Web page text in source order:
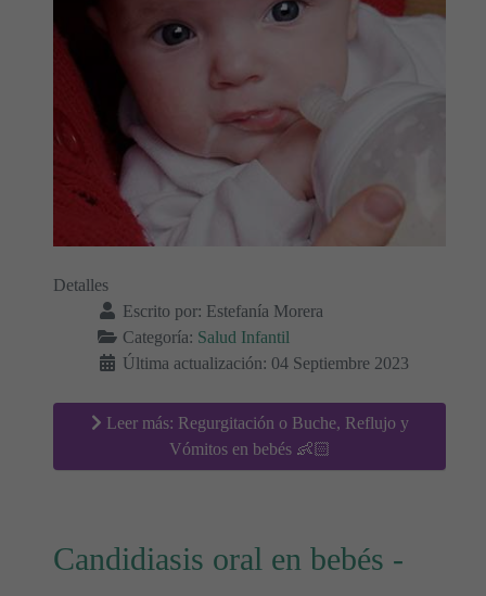
Detalles
Escrito por: Estefanía Morera
Categoría: Salud Infantil
Última actualización: 04 Septiembre 2023
Leer más: Regurgitación o Buche, Reflujo y
Vómitos en bebés 👶🏻
Candidiasis oral en bebés -